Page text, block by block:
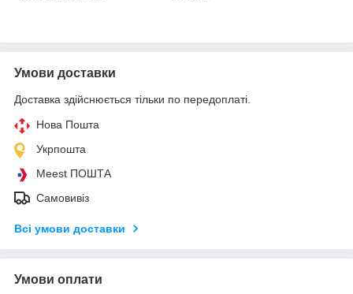
Умови доставки
Доставка здійснюється тільки по передоплаті.
Нова Пошта
Укрпошта
Meest ПОШТА
Самовивіз
Всі умови доставки
Умови оплати